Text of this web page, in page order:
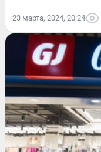
23 марта, 2024, 20:24